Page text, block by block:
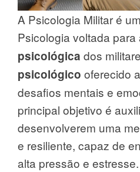
A Psicologia Militar é
Psicologia voltada para
psicológica dos
psicológico oferecido
desafios mentais e
principal objetivo é
desenvolverem uma
e resiliente, capaz de
alta pressão e estresse.